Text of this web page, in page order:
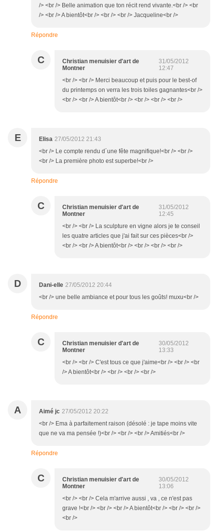
/> <br /> Belle animation que ton récit rend vivante.<br /> <br
/> <br /> A bientôt<br /> <br /> <br /> Jacqueline<br />
Répondre
C
Christian menuisier d'art de
Montner
31/05/2012
12:47
<br /> <br /> Merci beaucoup et puis pour le best-of
du printemps on verra les trois toiles gagnantes<br />
<br /> <br /> A bientôt<br /> <br /> <br /> <br />
E Elisa 27/05/2012 21:43
<br /> Le compte rendu d´une fête magnifique!<br /> <br />
<br /> La première photo est superbe!<br />
Répondre
C
Christian menuisier d'art de
Montner
31/05/2012
12:45
<br /> <br /> La sculpture en vigne alors je te conseil
les quatre articles que j'ai fait sur ces pièces<br />
<br /> <br /> A bientôt<br /> <br /> <br /> <br />
D Dani-elle 27/05/2012 20:44
<br /> une belle ambiance et pour tous les goûts! muxu<br />
Répondre
C
Christian menuisier d'art de
Montner
30/05/2012
13:33
<br /> <br /> C'est tous ce que j'aime<br /> <br /> <br
/> A bientôt<br /> <br /> <br /> <br />
A Aimé jc 27/05/2012 20:22
<br /> Ema à parfaitement raison (désolé : je tape moins vite
que ne va ma pensée !)<br /> <br /> <br /> Amitiés<br />
Répondre
C
Christian menuisier d'art de
Montner
30/05/2012
13:06
<br /> <br /> Cela m'arrive aussi , va , ce n'est pas
grave !<br /> <br /> <br /> A bientôt<br /> <br /> <br />
<br />